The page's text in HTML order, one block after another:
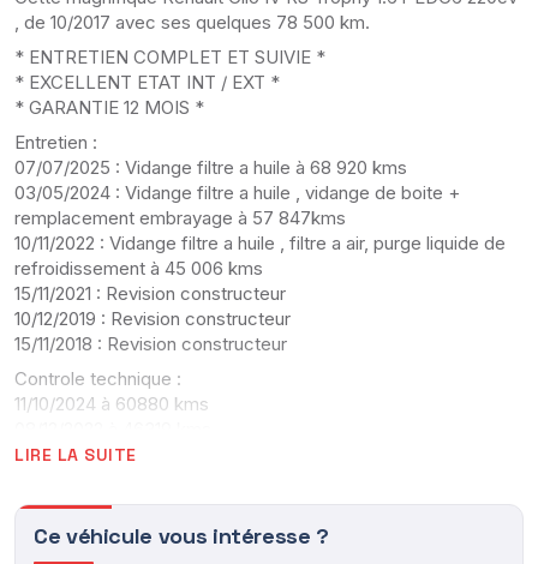
, de 10/2017 avec ses quelques 78 500 km.
* ENTRETIEN COMPLET ET SUIVIE *
* EXCELLENT ETAT INT / EXT *
* GARANTIE 12 MOIS *
Entretien :
07/07/2025 : Vidange filtre a huile à 68 920 kms
03/05/2024 : Vidange filtre a huile , vidange de boite +
remplacement embrayage à 57 847kms
10/11/2022 : Vidange filtre a huile , filtre a air, purge liquide de
refroidissement à 45 006 kms
15/11/2021 : Revision constructeur
10/12/2019 : Revision constructeur
15/11/2018 : Revision constructeur
Controle technique :
11/10/2024 à 60880 kms
13/10/2021 à 27624 kms
Lame avant style Maxton
Bas de caisse style Maxton
LIRE LA SUITE
Ce véhicule vous intéresse ?